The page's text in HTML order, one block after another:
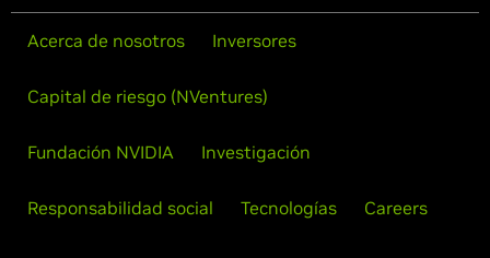
Acerca de nosotros Inversores
Capital de riesgo (NVentures)
Fundación NVIDIA Investigación
Responsabilidad social Tecnologías Careers